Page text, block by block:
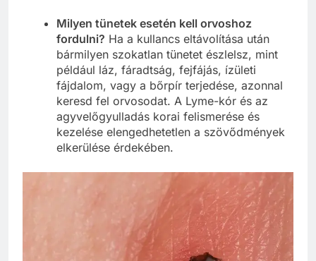
Milyen tünetek esetén kell orvoshoz
fordulni? Ha a kullancs eltávolítása után
bármilyen szokatlan tünetet észlelsz, mint
például láz, fáradtság, fejfájás, ízületi
fájdalom, vagy a bőrpír terjedése, azonnal
keresd fel orvosodat. A Lyme-kór és az
agyvelőgyulladás korai felismerése és
kezelése elengedhetetlen a szövődmények
elkerülése érdekében.